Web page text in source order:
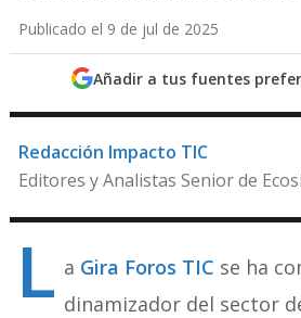
Publicado el 9 de jul de 2025
Añadir a tus fuentes
Redacción Impacto TIC
Editores y Analistas Senior de
L a Gira Foros TIC se ha
dinamizador del sector